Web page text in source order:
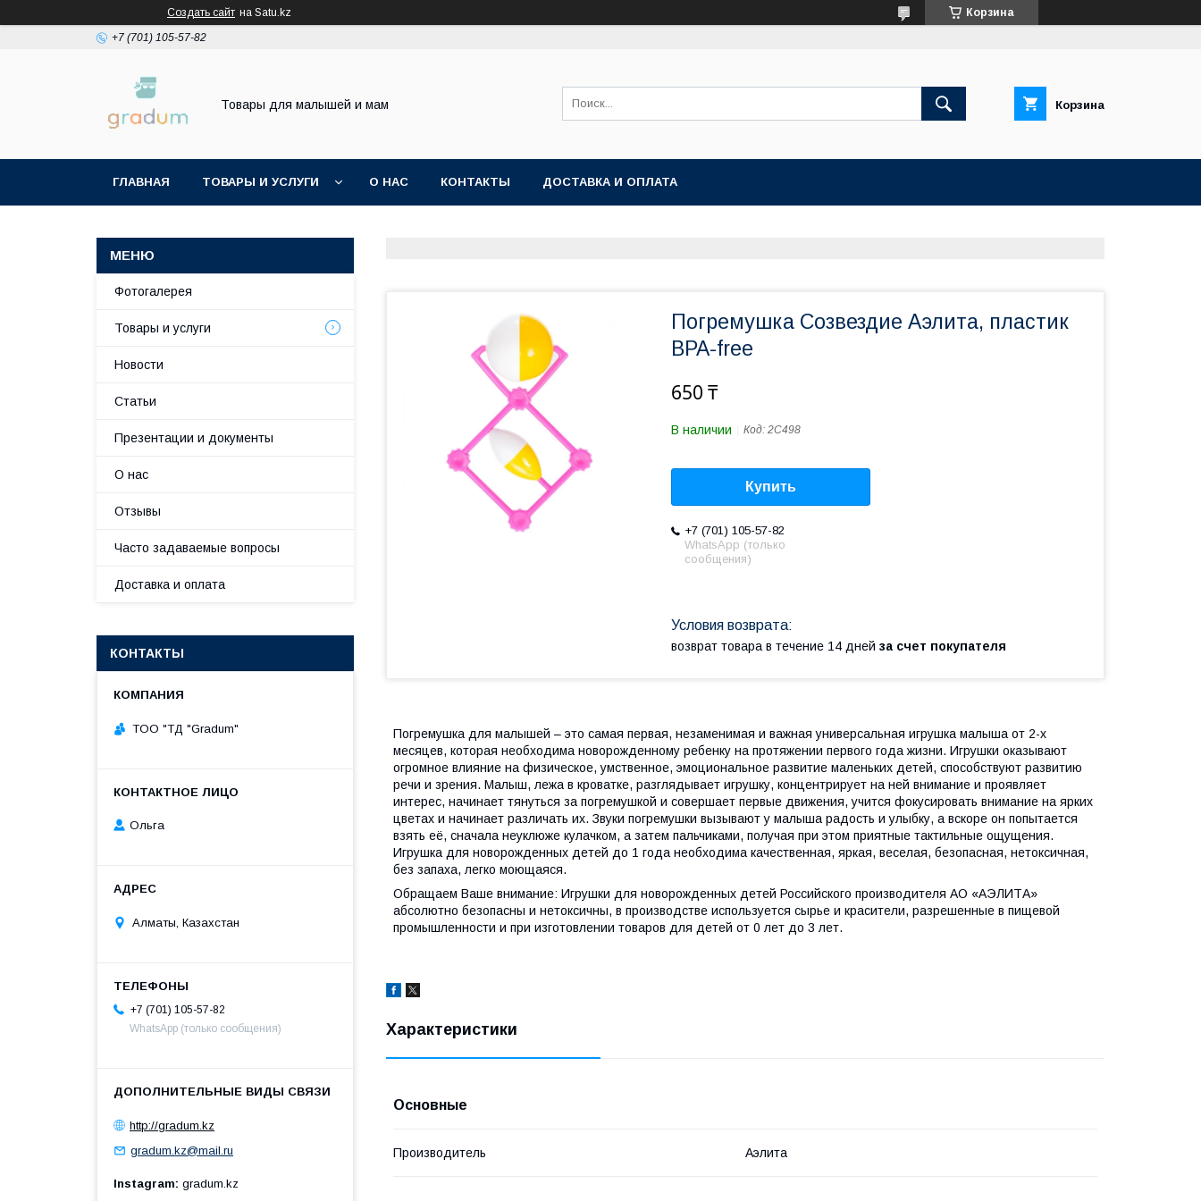
Создать сайт на Satu.kz Корзина
+7 (701) 105-57-82
Товары для малышей и мам Корзина
ГЛАВНАЯ ТОВАРЫ И УСЛУГИ О НАС КОНТАКТЫ ДОСТАВКА И ОПЛАТА
Погремушка Созвездие Аэлита, пластик
BPA-free
650 ₸
В наличии Код: 2C498
Купить
+7 (701) 105-57-82
WhatsApp (только
сообщения)
возврат товара в течение 14 дней за счет покупателя
Погремушка для малышей – это самая первая, незаменимая и важная универсальная игрушка малыша от 2-х
месяцев, которая необходима новорожденному ребенку на протяжении первого года жизни. Игрушки оказывают
огромное влияние на физическое, умственное, эмоциональное развитие маленьких детей, способствуют развитию
речи и зрения. Малыш, лежа в кроватке, разглядывает игрушку, концентрирует на ней внимание и проявляет
интерес, начинает тянуться за погремушкой и совершает первые движения, учится фокусировать внимание на ярких
цветах и начинает различать их. Звуки погремушки вызывают у малыша радость и улыбку, а вскоре он попытается
взять её, сначала неуклюже кулачком, а затем пальчиками, получая при этом приятные тактильные ощущения.
Игрушка для новорожденных детей до 1 года необходима качественная, яркая, веселая, безопасная, нетоксичная,
без запаха, легко моющаяся.
Обращаем Ваше внимание: Игрушки для новорожденных детей Российского производителя АО «АЭЛИТА»
абсолютно безопасны и нетоксичны, в производстве используется сырье и красители, разрешенные в пищевой
промышленности и при изготовлении товаров для детей от 0 лет до 3 лет.
Характеристики
Основные
Производитель Аэлита
Фотогалерея
Товары и услуги
Новости
Статьи
Презентации и документы
О нас
Отзывы
Часто задаваемые вопросы
Доставка и оплата
КОНТАКТЫ
TOO "ТД "Gradum"
Ольга
Алматы, Казахстан
+7 (701) 105-57-82
WhatsApp (только сообщения)
http://gradum.kz
gradum.kz@mail.ru
Instagram gradum.kz